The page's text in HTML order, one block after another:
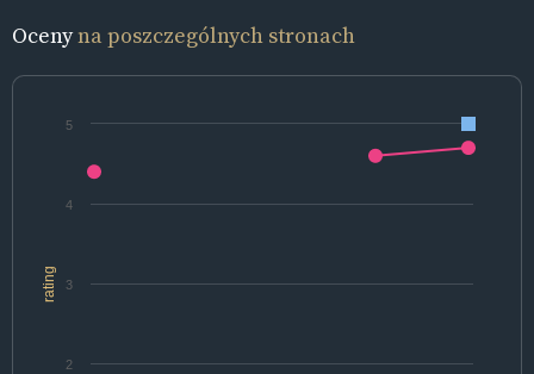
Ocenyna poszczególnych stronach
rating
2
3
4
5